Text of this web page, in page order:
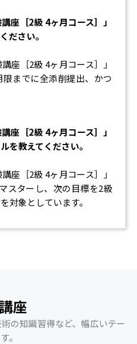
座［2級 4ヶ月コース］」
ださい。
座［2級 4ヶ月コース］」
までに全添削提出、かつ
座［2級 4ヶ月コース］」
を教えてください。
座［2級 4ヶ月コース］」
スターし、次の目標を2級
対象としています。
座
の知識習得など、幅広いテー
。